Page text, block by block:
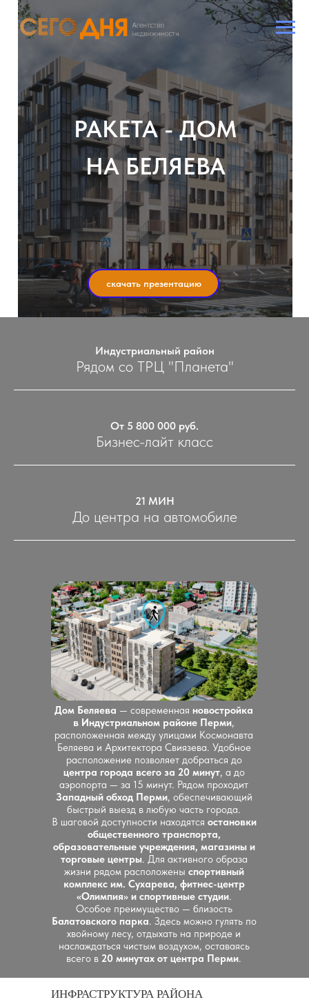
РАКЕТА - ДОМ
НА БЕЛЯЕВА
скачать презентацию
Индустриальный район
Рядом со ТРЦ "Планета"
От 5 800 000 руб.
Бизнес-лайт класс
21 МИН
До центра на автомобиле
Дом Беляева — современная новостройка
в Индустриальном районе Перми,
расположенная между улицами Космонавта
Беляева и Архитектора Свиязева. Удобное
расположение позволяет добраться до
центра города всего за 20 минут, а до
аэропорта — за 15 минут. Рядом проходит
Западный обход Перми, обеспечивающий
быстрый выезд в любую часть города.
В шаговой доступности находятся остановки
общественного транспорта,
образовательные учреждения, магазины и
торговые центры. Для активного образа
жизни рядом расположены спортивный
комплекс им. Сухарева, фитнес-центр
«Олимпия» и спортивные студии.
Особое преимущество — близость
Балатовского парка. Здесь можно гулять по
хвойному лесу, отдыхать на природе и
наслаждаться чистым воздухом, оставаясь
всего в 20 минутах от центра Перми.
ИНФРАСТРУКТУРА РАЙОНА